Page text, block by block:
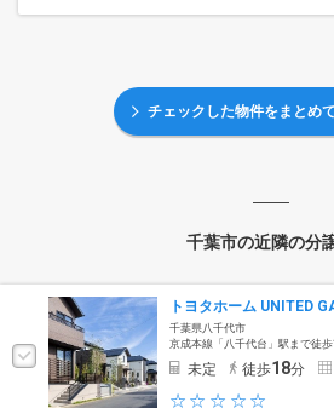
チェックした物件をまとめ
千葉市の近隣の分
トヨタホーム UNITED
千葉県八千代市
京成本線「八千代台」駅まで徒
未定 徒歩18分